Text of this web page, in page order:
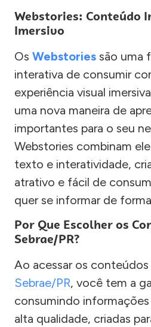
Webstories: Conteúdo
Imersivo
Os Webstories são uma
interativa de consumir
experiência visual
uma nova maneira de
importantes para o seu
Webstories combinam
texto e interatividade,
atrativo e fácil de
quer se informar de
Por Que Escolher os
Sebrae/PR?
Ao acessar os
Sebrae/PR, você tem a
consumindo
alta qualidade, criadas